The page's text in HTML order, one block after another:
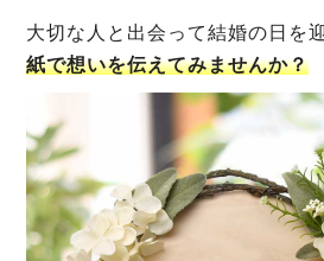
大切な人と出会って結婚の日を
紙で想いを伝えてみませんか？